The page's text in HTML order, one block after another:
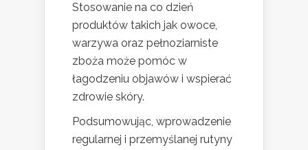
Stosowanie na co dzień
produktów takich jak owoce,
warzywa oraz pełnoziarniste
zboża może pomóc w
łagodzeniu objawów i wspierać
zdrowie skóry.
Podsumowując, wprowadzenie
regularnej i przemyślanej rutyny